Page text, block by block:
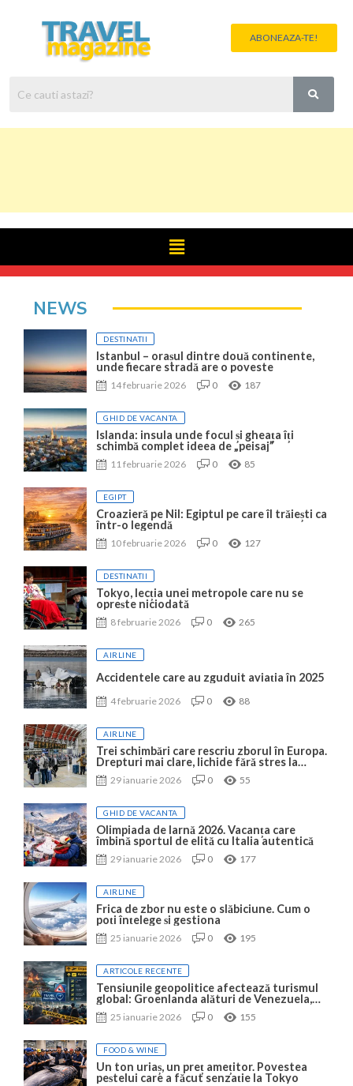
ABONEAZA-TE!
NEWS
DESTINATII
Istanbul – orașul dintre două continente,
unde fiecare stradă are o poveste
14 februarie 2026 0 187
GHID DE VACANTA
Islanda: insula unde focul și gheața îți
schimbă complet ideea de „peisaj”
11 februarie 2026 0 85
EGIPT
Croazieră pe Nil: Egiptul pe care îl trăiești ca
într-o legendă
10 februarie 2026 0 127
DESTINATII
Tokyo, lecția unei metropole care nu se
oprește niciodată
8 februarie 2026 0 265
AIRLINE
Accidentele care au zguduit aviația în 2025
4 februarie 2026 0 88
AIRLINE
Trei schimbări care rescriu zborul în Europa.
Drepturi mai clare, lichide fără stres la
Heathrow și Wi-Fi gratis cu KLM
29 ianuarie 2026 0 55
GHID DE VACANTA
Olimpiada de Iarnă 2026. Vacanța care
îmbină sportul de elită cu Italia autentică
29 ianuarie 2026 0 177
AIRLINE
Frica de zbor nu este o slăbiciune. Cum o
poți înțelege și gestiona
25 ianuarie 2026 0 195
ARTICOLE RECENTE
Tensiunile geopolitice afectează turismul
global: Groenlanda alături de Venezuela,
Iran, Taiwan și Ucraina
25 ianuarie 2026 0 155
FOOD & WINE
Un ton uriaș, un preț amețitor. Povestea
peștelui care a făcut senzație la Tokyo